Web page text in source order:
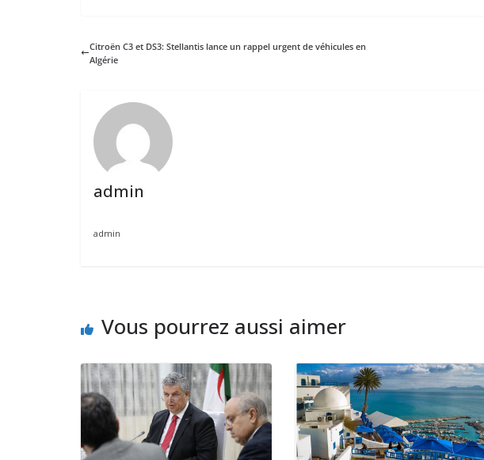
Citroën C3 et DS3: Stellantis lance un rappel urgent de véhicules en
Algérie
admin
admin
Vous pourrez aussi aimer